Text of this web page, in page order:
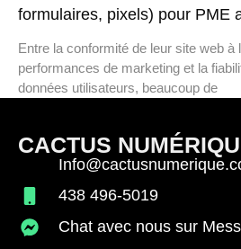
formulaires, pixels) pour PME
Entre la conformité de leur site web à
performances de marketing et la
données utilisateurs, beaucoup de
CACTUS
438 496-5019
Chat avec nous sur